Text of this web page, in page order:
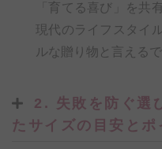
「育てる喜び」を共
現代のライフスタイ
ルな贈り物と言えるで
2. 失敗を防ぐ選
たサイズの目安とポ